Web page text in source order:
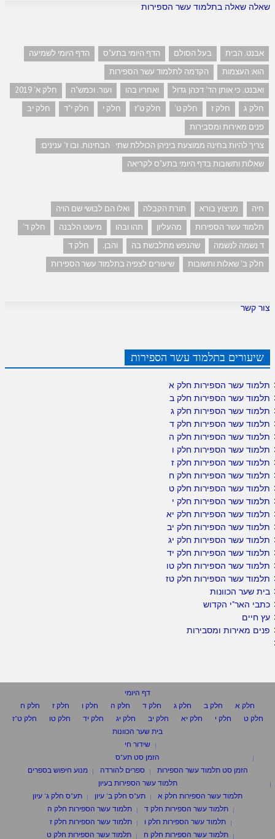
שאלה שאלה בתלמוד עשר הספירות
אבנט. הבית בעל הסולם הדף היומי בתע"ס
הדף היומי לשמיעה
הוא: העצמות
הקדמה לתלמוד עשר הספירות
ואבנט. כי אותן הד' דכהן גדול
ואחריו בהו ועור. וכמש"ה
חלק א' 2019
חלק ג
חלק ז חלק ט' חלק ט"ז חלק י חלק י"ד
חלק יב
פנים מאירות ומסבירות
צריך להיות בחינה ממוצעת ביניהן הכוללת שתי הבחינות. ובו ז' ענינים:
שאלות ותשובות בדף היומי בתע"ס לקריאה
חיה מניצוץ בורא תורת הקבלה
ואלו הם לבושי שם הויה
תלמוד עשר הספירות
מהעליון תהו ובהו מיעוט הלבנה
חלק ד'
ד נשמה לנשמה
שהנפש מתלבשת בה והבן.
חלק ד
חלק ב' שאלות ותשובות
שיעורים לצפיה בתלמוד עשר הספירות
צור קשר
שיעורים בתלמוד עשר הספירות
תלמוד עשר הספירות חלק א
תלמוד עשר הספירות חלק ב
תלמוד עשר הספירות חלק ג
תלמוד עשר הספירות חלק ד
תלמוד עשר הספירות חלק ה
תלמוד עשר הספירות חלק ו
תלמוד עשר הספירות חלק ז
תלמוד עשר הספירות חלק ח
תלמוד עשר הספירות חלק ט
תלמוד עשר הספירות חלק י
תלמוד עשר הספירות חלק יא
תלמוד עשר הספירות חלק יב
תלמוד עשר הספירות חלק יג
תלמוד עשר הספירות חלק יד
תלמוד עשר הספירות חלק טו
תלמוד עשר הספירות חלק טז
בית שער הכוונות
כתבי האר"י הקדוש
עץ חיים
פנים מאירות ומסבירות
דף היומי
חלק א
חלק ב חלק ג חלק ד חלק ה חלק ו חלק ז
חלק ח
חלק ט
חלק י חלק יא חלק יב חלק יג חלק יד חלק טו
חלק ט"ז
בית שער הכוונות
שידור חי
הזמן סט תע"ס
הזמן סט תלמוד עשר הספירות
ספרים להורדה
מנוע חיפוש בספרים
תלמוד עשר הספירות בעיון
תלמוד עשר הספירות חלק א
תע"ס חלק ב' עיון
תע"ס חלק ג' עיון
תלמוד עשר הספירות חלק ד
תלמוד עשר הספירות חלק ה
תלמוד עשר הספירות חלק ו
תלמוד עשר הספירות חלק ז
תלמוד עשר הספירות חלק ח
תלמוד עשר הספירות חלק ט